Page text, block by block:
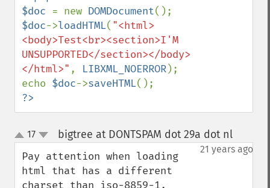
$doc = new DOMDocument
$doc->loadHTML( "<html>
<body>Test<br><section>I'M
UNSUPPORTED</section></body>
</html>" , LIBXML_NOERROR);
echo $doc->saveHTML
?>
up
down
17 bigtree at DONTSPAM dot 29a dot nl¶
21 years ago
Pay attention when loading
html that has a different
charset than iso-8859-1.